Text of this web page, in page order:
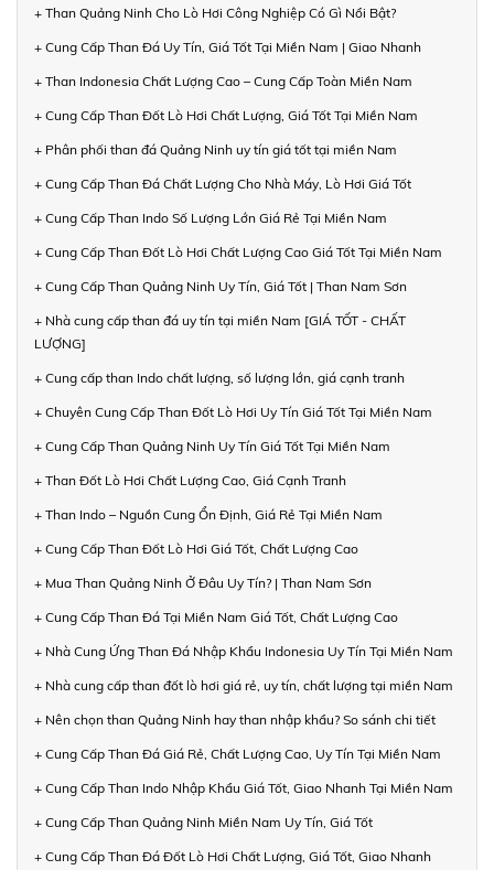
+ Than Quảng Ninh Cho Lò Hơi Công Nghiệp Có Gì Nổi Bật?
+ Cung Cấp Than Đá Uy Tín, Giá Tốt Tại Miền Nam | Giao Nhanh
+ Than Indonesia Chất Lượng Cao – Cung Cấp Toàn Miền Nam
+ Cung Cấp Than Đốt Lò Hơi Chất Lượng, Giá Tốt Tại Miền Nam
+ Phân phối than đá Quảng Ninh uy tín giá tốt tại miền Nam
+ Cung Cấp Than Đá Chất Lượng Cho Nhà Máy, Lò Hơi Giá Tốt
+ Cung Cấp Than Indo Số Lượng Lớn Giá Rẻ Tại Miền Nam
+ Cung Cấp Than Đốt Lò Hơi Chất Lượng Cao Giá Tốt Tại Miền Nam
+ Cung Cấp Than Quảng Ninh Uy Tín, Giá Tốt | Than Nam Sơn
+ Nhà cung cấp than đá uy tín tại miền Nam [GIÁ TỐT - CHẤT
LƯỢNG]
+ Cung cấp than Indo chất lượng, số lượng lớn, giá cạnh tranh
+ Chuyên Cung Cấp Than Đốt Lò Hơi Uy Tín Giá Tốt Tại Miền Nam
+ Cung Cấp Than Quảng Ninh Uy Tín Giá Tốt Tại Miền Nam
+ Than Đốt Lò Hơi Chất Lượng Cao, Giá Cạnh Tranh
+ Than Indo – Nguồn Cung Ổn Định, Giá Rẻ Tại Miền Nam
+ Cung Cấp Than Đốt Lò Hơi Giá Tốt, Chất Lượng Cao
+ Mua Than Quảng Ninh Ở Đâu Uy Tín? | Than Nam Sơn
+ Cung Cấp Than Đá Tại Miền Nam Giá Tốt, Chất Lượng Cao
+ Nhà Cung Ứng Than Đá Nhập Khẩu Indonesia Uy Tín Tại Miền Nam
+ Nhà cung cấp than đốt lò hơi giá rẻ, uy tín, chất lượng tại miền Nam
+ Nên chọn than Quảng Ninh hay than nhập khẩu? So sánh chi tiết
+ Cung Cấp Than Đá Giá Rẻ, Chất Lượng Cao, Uy Tín Tại Miền Nam
+ Cung Cấp Than Indo Nhập Khẩu Giá Tốt, Giao Nhanh Tại Miền Nam
+ Cung Cấp Than Quảng Ninh Miền Nam Uy Tín, Giá Tốt
+ Cung Cấp Than Đá Đốt Lò Hơi Chất Lượng, Giá Tốt, Giao Nhanh